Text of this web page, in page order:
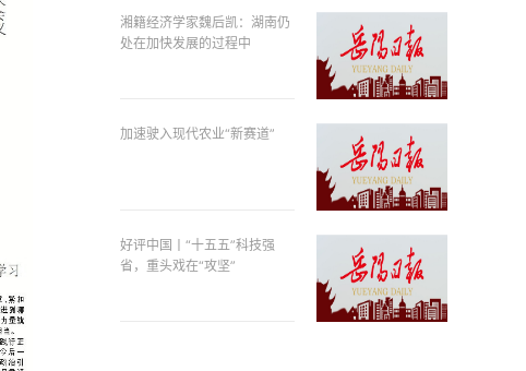
湘籍经济学家魏后凯：湖南仍
处在加快发展的过程中
加速驶入现代农业“新赛道”
好评中国丨“十五五”科技强
省，重头戏在“攻坚”